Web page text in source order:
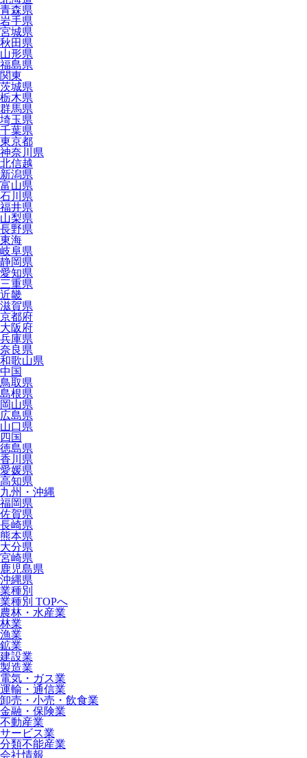
青森県
岩手県
宮城県
秋田県
山形県
福島県
関東
茨城県
栃木県
群馬県
埼玉県
千葉県
東京都
神奈川県
北信越
新潟県
富山県
石川県
福井県
山梨県
長野県
東海
岐阜県
静岡県
愛知県
三重県
近畿
滋賀県
京都府
大阪府
兵庫県
奈良県
和歌山県
中国
鳥取県
島根県
岡山県
広島県
山口県
四国
徳島県
香川県
愛媛県
高知県
九州・沖縄
福岡県
佐賀県
長崎県
熊本県
大分県
宮崎県
鹿児島県
沖縄県
業種別
業種別 TOPへ
農林・水産業
林業
漁業
鉱業
建設業
製造業
電気・ガス業
運輸・通信業
卸売・小売・飲食業
金融・保険業
不動産業
サービス業
分類不能産業
会社情報